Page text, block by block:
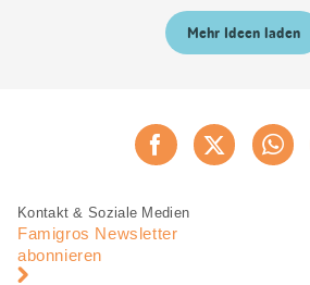
Mehr Ideen laden
Jetzt
Fusszeile
Fusszeile
Navigation
Kontakt & Soziale Medien
Famigros Newsletter
abonnieren